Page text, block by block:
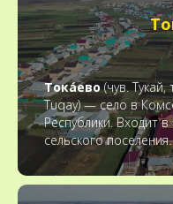
Тока́ево(чув. Тукай,
Tuqay) — село в
Республики. Входит
сельского поселения.